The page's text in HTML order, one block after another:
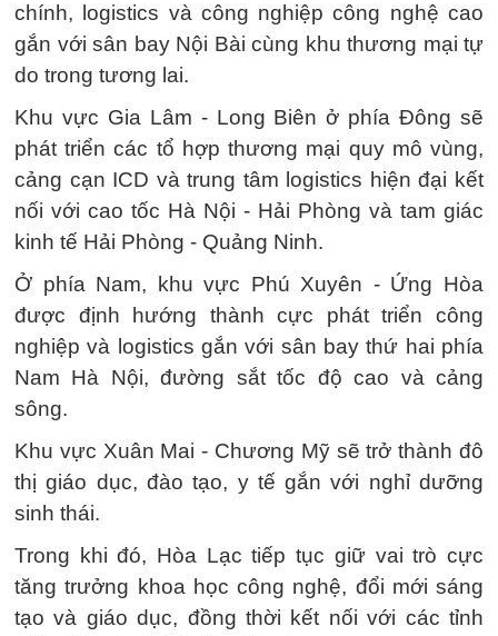
chính, logistics và công nghiệp công nghệ cao
gắn với sân bay Nội Bài cùng khu thương mại tự
do trong tương lai.
Khu vực Gia Lâm - Long Biên ở phía Đông sẽ
phát triển các tổ hợp thương mại quy mô vùng,
cảng cạn ICD và trung tâm logistics hiện đại kết
nối với cao tốc Hà Nội - Hải Phòng và tam giác
kinh tế Hải Phòng - Quảng Ninh.
Ở phía Nam, khu vực Phú Xuyên - Ứng Hòa
được định hướng thành cực phát triển công
nghiệp và logistics gắn với sân bay thứ hai phía
Nam Hà Nội, đường sắt tốc độ cao và cảng
sông.
Khu vực Xuân Mai - Chương Mỹ sẽ trở thành đô
thị giáo dục, đào tạo, y tế gắn với nghỉ dưỡng
sinh thái.
Trong khi đó, Hòa Lạc tiếp tục giữ vai trò cực
tăng trưởng khoa học công nghệ, đổi mới sáng
tạo và giáo dục, đồng thời kết nối với các tỉnh